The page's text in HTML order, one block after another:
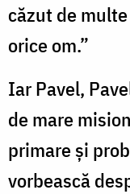
căzut de
orice om.”
Iar Pavel,
de mare
primare și
vorbească